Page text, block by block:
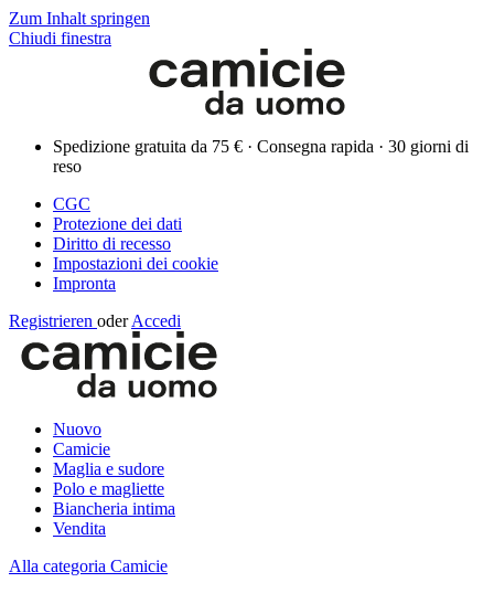
Zum Inhalt springen
Chiudi finestra
Spedizione gratuita da 75 € · Consegna rapida · 30 giorni di
reso
CGC
Protezione dei dati
Diritto di recesso
Impostazioni dei cookie
Impronta
Registrieren oder Accedi
Nuovo
Camicie
Maglia e sudore
Polo e magliette
Biancheria intima
Vendita
Alla categoria Camicie